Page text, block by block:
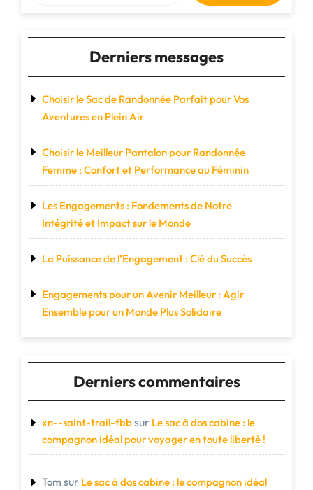
Derniers messages
Choisir le Sac de Randonnée Parfait pour Vos
Aventures en Plein Air
Choisir le Meilleur Pantalon pour Randonnée
Femme : Confort et Performance au Féminin
Les Engagements : Fondements de Notre
Intégrité et Impact sur le Monde
La Puissance de l’Engagement : Clé du Succès
Engagements pour un Avenir Meilleur : Agir
Ensemble pour un Monde Plus Solidaire
Derniers commentaires
xn--saint-trail-fbbsur Le sac à dos cabine : le
compagnon idéal pour voyager en toute liberté !
Tom sur Le sac à dos cabine : le compagnon idéal